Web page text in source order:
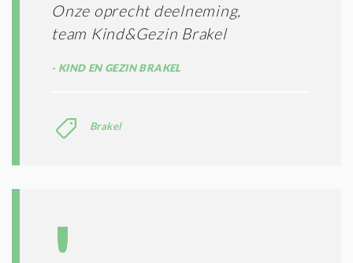
Onze oprecht deelneming,
team Kind&Gezin Brakel
KIND EN GEZIN BRAKEL
Brakel